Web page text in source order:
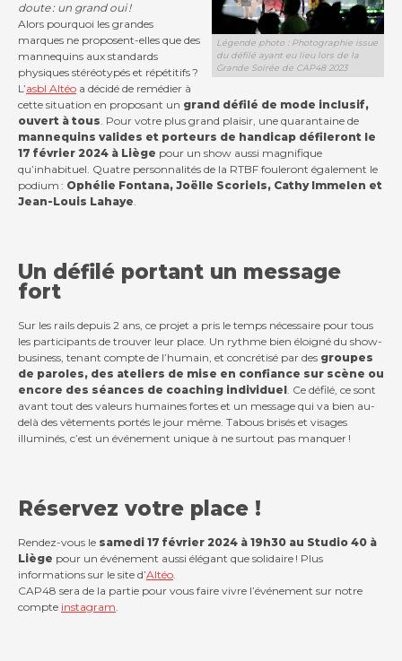
Contact
Actualités
Légende photo : Photographie issue
du défilé ayant eu lieu lors de la
Grande Soirée de CAP48 2023
doute : un grand oui !
Alors pourquoi les grandes
marques ne proposent-elles que des
mannequins aux standards
physiques stéréotypés et répétitifs ?
L’asbl Altéo a décidé de remédier à
cette situation en proposant un grand défilé de mode inclusif,
ouvert à tous. Pour votre plus grand plaisir, une quarantaine de
mannequins valides et porteurs de handicap défileront le
17 février 2024 à Liège pour un show aussi magnifique
qu’inhabituel. Quatre personnalités de la RTBF fouleront également le
podium : Ophélie Fontana, Joëlle Scoriels, Cathy Immelen et
Jean-Louis Lahaye.
Un défilé portant un message
fort
Sur les rails depuis 2 ans, ce projet a pris le temps nécessaire pour tous
les participants de trouver leur place. Un rythme bien éloigné du show-
business, tenant compte de l’humain, et concrétisé par des groupes
de paroles, des ateliers de mise en confiance sur scène ou
encore des séances de coaching individuel. Ce défilé, ce sont
avant tout des valeurs humaines fortes et un message qui va bien au-
delà des vêtements portés le jour même. Tabous brisés et visages
illuminés, c’est un événement unique à ne surtout pas manquer !
Réservez votre place !
Rendez-vous le samedi 17 février 2024 à 19h30 au Studio 40 à
Liège pour un événement aussi élégant que solidaire ! Plus
informations sur le site d’Altéo.
CAP48 sera de la partie pour vous faire vivre l’événement sur notre
compte instagram.